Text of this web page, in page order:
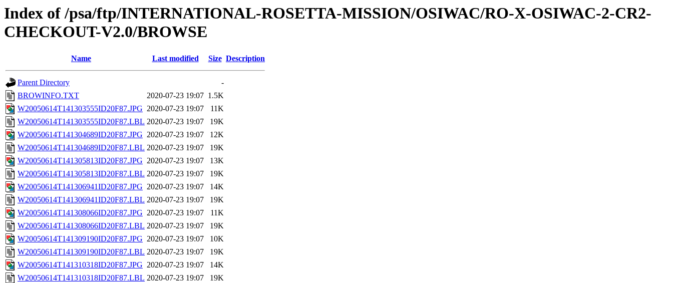
Index of /psa/ftp/INTERNATIONAL-ROSETTA-MISSION/OSIWAC/RO-X-OSIWAC-2-CR2-
CHECKOUT-V2.0/BROWSE
Name Last modified Size Description
Parent Directory
-
BROWINFO.TXT
2020-07-23 19:07 1.5K
W20050614T141303555ID20F87.JPG 2020-07-23 19:07
11K
W20050614T141303555ID20F87.LBL 2020-07-23 19:07
19K
W20050614T141304689ID20F87.JPG 2020-07-23 19:07
12K
W20050614T141304689ID20F87.LBL 2020-07-23 19:07
19K
W20050614T141305813ID20F87.JPG 2020-07-23 19:07
13K
W20050614T141305813ID20F87.LBL 2020-07-23 19:07
19K
W20050614T141306941ID20F87.JPG 2020-07-23 19:07
14K
W20050614T141306941ID20F87.LBL 2020-07-23 19:07
19K
W20050614T141308066ID20F87.JPG 2020-07-23 19:07
11K
W20050614T141308066ID20F87.LBL 2020-07-23 19:07
19K
W20050614T141309190ID20F87.JPG 2020-07-23 19:07
10K
W20050614T141309190ID20F87.LBL 2020-07-23 19:07
19K
W20050614T141310318ID20F87.JPG 2020-07-23 19:07
14K
W20050614T141310318ID20F87.LBL 2020-07-23 19:07
19K